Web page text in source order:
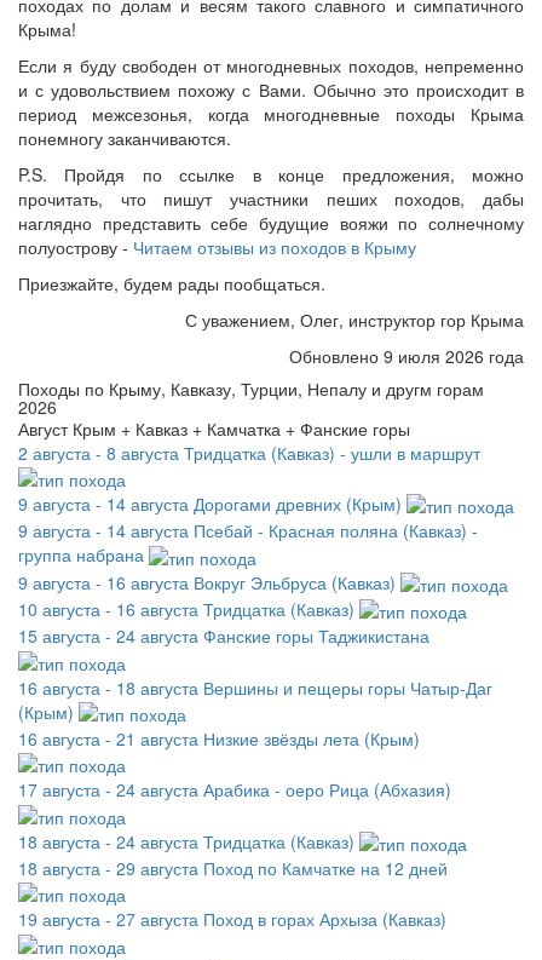
Крыма!
Если я буду свободен от многодневных походов, непременно
и с удовольствием похожу с Вами. Обычно это происходит в
период межсезонья, когда многодневные походы Крыма
понемногу заканчиваются.
P.S. Пройдя по ссылке в конце предложения, можно
прочитать, что пишут участники пеших походов, дабы
наглядно представить себе будущие вояжи по солнечному
полуострову - Читаем отзывы из походов в Крыму
Приезжайте, будем рады пообщаться.
С уважением, Олег, инструктор гор Крыма
Обновлено 9 июля 2026 года
Походы по Крыму, Кавказу, Турции, Непалу и другм горам
2026
Август Крым + Кавказ + Камчатка + Фанские горы
2 августа - 8 августа Тридцатка (Кавказ) - ушли в маршрут
9 августа - 14 августа Дорогами древних (Крым)
9 августа - 14 августа Псебай - Красная поляна (Кавказ) -
группа набрана
9 августа - 16 августа Вокруг Эльбруса (Кавказ)
10 августа - 16 августа Тридцатка (Кавказ)
15 августа - 24 августа Фанские горы Таджикистана
16 августа - 18 августа Вершины и пещеры горы Чатыр-Даг
(Крым)
16 августа - 21 августа Низкие звёзды лета (Крым)
17 августа - 24 августа Арабика - оеро Рица (Абхазия)
18 августа - 24 августа Тридцатка (Кавказ)
18 августа - 29 августа Поход по Камчатке на 12 дней
19 августа - 27 августа Поход в горах Архыза (Кавказ)